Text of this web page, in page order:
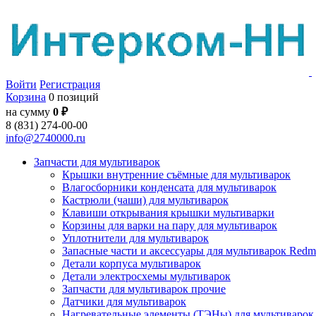
Войти Регистрация
Корзина 0 позиций
на сумму 0 ₽
8 (831) 274-00-00
info@2740000.ru
Запчасти для мультиварок
Крышки внутренние съёмные для мультиварок
Влагосборники конденсата для мультиварок
Кастрюли (чаши) для мультиварок
Клавиши открывания крышки мультиварки
Корзины для варки на пару для мультиварок
Уплотнители для мультиварок
Запасные части и аксессуары для мультиварок
Детали корпуса мультиварок
Детали электросхемы мультиварок
Запчасти для мультиварок прочие
Датчики для мультиварок